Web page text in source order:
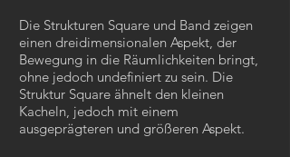
Die Strukturen Square und Band zeigen
einen dreidimensionalen Aspekt, der
Bewegung in die Räumlichkeiten bringt,
ohne jedoch undefiniert zu sein. Die
Struktur Square ähnelt den kleinen
Kacheln, jedoch mit einem
ausgeprägteren und größeren Aspekt.